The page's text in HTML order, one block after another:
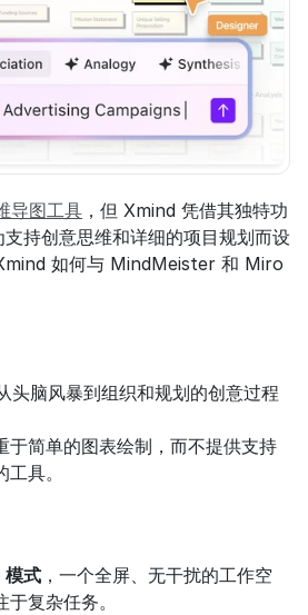
导图工具 ，但 Xmind 凭借其独特功
持创意思维和详细的项目规划而设
如何与 MindMeister 和 Miro
头脑风暴到组织和规划的创意过程
于简单的图表绘制，而不提供支持
具。
模式 ，一个全屏、无干扰的工作空
复杂任务。